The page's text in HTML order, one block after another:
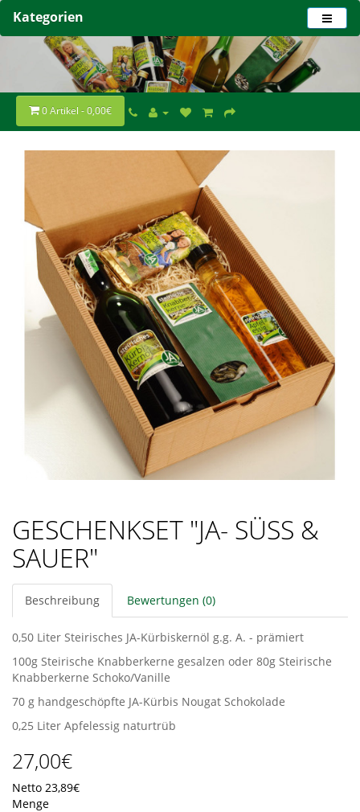
Kategorien
0 Artikel - 0,00€
GESCHENKSET "JA- SÜSS & S
AUER"
Beschreibung Bewertungen (0)
0,50 Liter Steirisches JA-Kürbiskernöl g.g. A. - prämiert
100g Steirische Knabberkerne gesalzen oder 80g Steirische
Knabberkerne Schoko/Vanille
70 g handgeschöpfte JA-Kürbis Nougat Schokolade
0,25 Liter Apfelessig naturtrüb
27,00€
Netto 23,89€
Menge